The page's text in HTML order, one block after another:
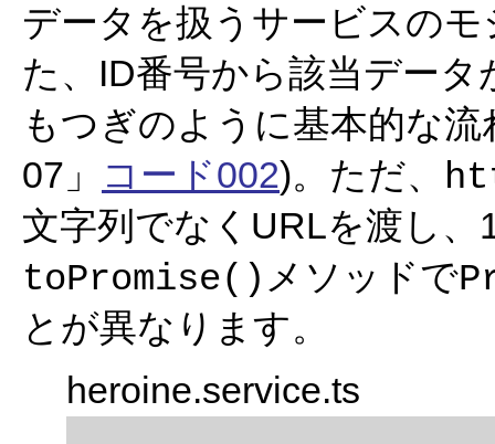
データを扱うサービスの
た、ID番号から該当デー
もつぎのように基本的な
07」
コード002)。ただ、
文字列でなくURLを渡し
toPromise() メソッドで
とが異なります。
heroine.service.ts